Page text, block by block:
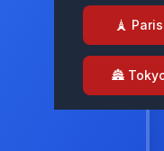
🗼 Paris
🏯